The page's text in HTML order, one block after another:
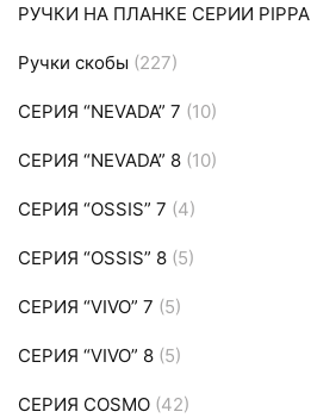
РУЧКИ НА ПЛАНКЕ СЕРИИ PIPPA
Ручки скобы (227)
СЕРИЯ “NEVADA” 7 (10)
СЕРИЯ “NEVADA” 8 (10)
СЕРИЯ “OSSIS” 7 (4)
СЕРИЯ “OSSIS” 8 (5)
СЕРИЯ “VIVO” 7 (5)
СЕРИЯ “VIVO” 8 (5)
СЕРИЯ COSMO (42)